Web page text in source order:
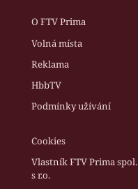
O FTV Prima
Volná místa
Reklama
HbbTV
Podmínky užívání
Cookies
Vlastník FTV Prima spol.
s r.o.